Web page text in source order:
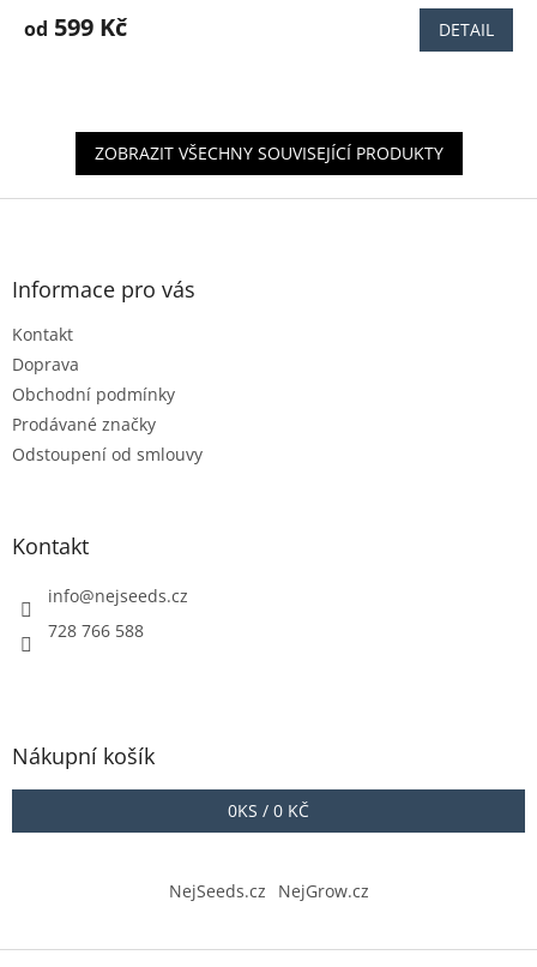
produktu
hvězdiček.
od 599 Kč DETAIL
ZOBRAZIT VŠECHNY SOUVISEJÍCÍ PRODUKTY
Z
Informace pro vás
Kontakt
Doprava
Obchodní podmínky
Prodávané značky
Odstoupení od smlouvy
Kontakt
info@nejseeds.cz
728 766 588
Nákupní košík
0KS / 0 KČ
NejSeeds.cz NejGrow.cz